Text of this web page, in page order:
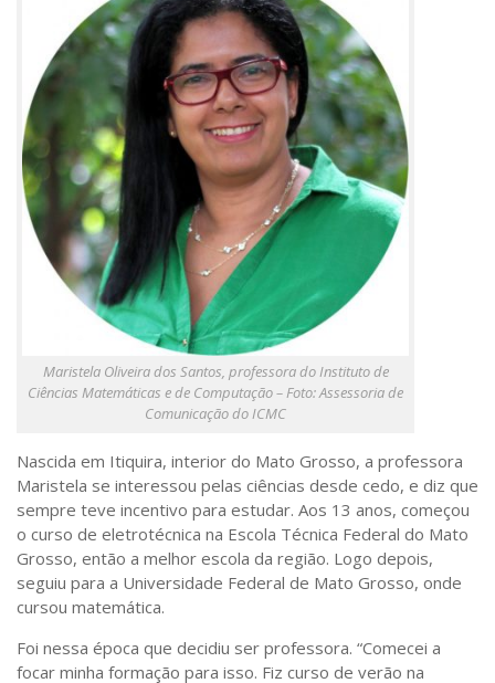
Maristela Oliveira dos Santos, professora do Instituto de
Ciências Matemáticas e de Computação – Foto: Assessoria de
Comunicação do ICMC
Nascida em Itiquira, interior do Mato Grosso, a professora
Maristela se interessou pelas ciências desde cedo, e diz que
sempre teve incentivo para estudar. Aos 13 anos, começou
o curso de eletrotécnica na Escola Técnica Federal do Mato
Grosso, então a melhor escola da região. Logo depois,
seguiu para a Universidade Federal de Mato Grosso, onde
cursou matemática.
Foi nessa época que decidiu ser professora. “Comecei a
focar minha formação para isso. Fiz curso de verão na